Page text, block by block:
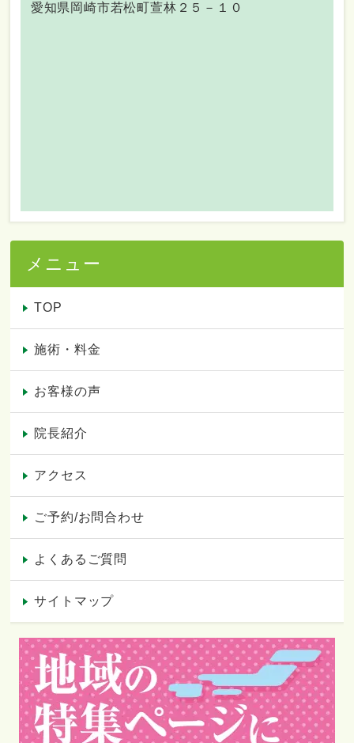
愛知県岡崎市若松町萱林２５－１０
メニュー
TOP
施術・料金
お客様の声
院長紹介
アクセス
ご予約/お問合わせ
よくあるご質問
サイトマップ